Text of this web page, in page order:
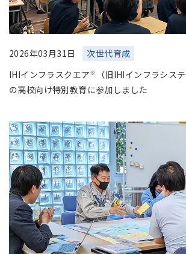
2026年03月31日
次世代育成
IHIインフラスクエア※
（旧IHIインフラシス
の高校向け特別教育に参加しました